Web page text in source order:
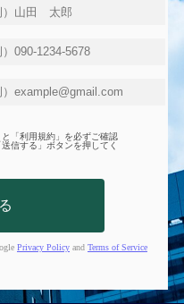
「利用規約」を必ずご確認
信する」ボタンを押してく
Privacy Policyand Terms of Service